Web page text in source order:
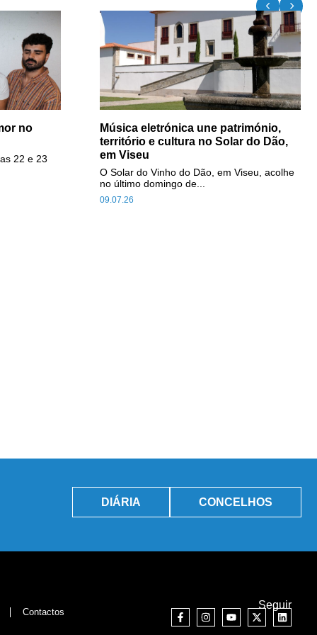
no
22 e 23
Música eletrónica une património,
território e cultura no Solar do Dão,
em Viseu
09.07.26
O Solar do Vinho do Dão, em Viseu, acolhe
no último domingo de...
DIÁRIA CONCELHOS
Contactos
Seguir